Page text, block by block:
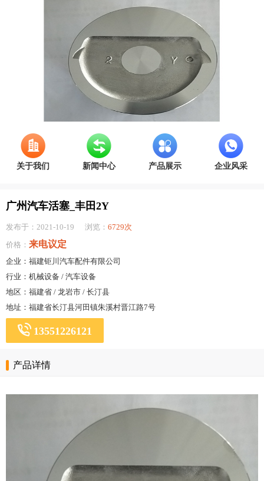
关于我们 新闻中心 产品展示 企业风采
广州汽车活塞_丰田2Y
发布于：2021-10-19 浏览： 6729次
价格： 来电议定
企业：福建钜川汽车配件有限公司
行业：机械设备 / 汽车设备
地区：福建省 / 龙岩市 / 长汀县
地址：福建省长汀县河田镇朱溪村晋江路7号
13551226121
产品详情